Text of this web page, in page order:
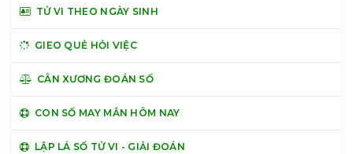
TỬ VI THEO NGÀY SINH
GIEO QUẺ HỎI VIỆC
CÂN XƯƠNG ĐOÁN SỐ
CON SỐ MAY MẮN HÔM NAY
LẬP LÁ SỐ TỬ VI - GIẢI ĐOÁN